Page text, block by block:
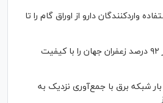
واردکنندگان دارو از اوراق گام را تا
ایران همچنان بیش از ۹۲ درصد زعفران جهان را با کیفیت
مگاوات بار شبکه برق با جمع‌آوری نزدیک به